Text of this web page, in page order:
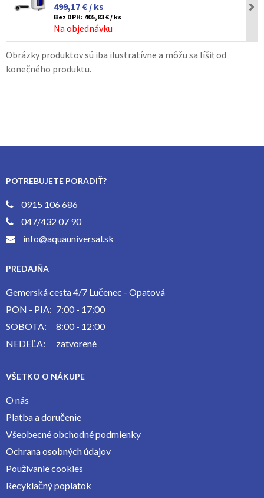
499,17 € / ks
Bez DPH: 405,83 € / ks
Na objednávku
Obrázky produktov sú iba ilustratívne a môžu sa líšiť od
konečného produktu.
POTREBUJETE PORADIŤ?
0915 106 686
047/432 07 90
info@aquauniversal.sk
PREDAJŇA
Gemerská cesta 4/7 Lučenec - Opatová
PON - PIA: 7:00 - 17:00
SOBOTA:
8:00 - 12:00
NEDEĽA:
zatvorené
VŠETKO O NÁKUPE
O nás
Platba a doručenie
Všeobecné obchodné podmienky
Ochrana osobných údajov
Používanie cookies
Recyklačný poplatok